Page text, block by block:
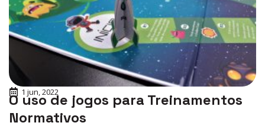
1 jun, 2022
O uso de jogos para Treinamentos
Normativos